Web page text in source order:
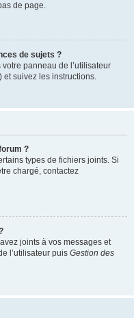
de page.
de sujets ?
panneau de l’utilisateur
) et suivez les instructions.
?
types de fichiers joints. Si
chargé, contactez
joints à vos messages et
l’utilisateur puis Gestion des